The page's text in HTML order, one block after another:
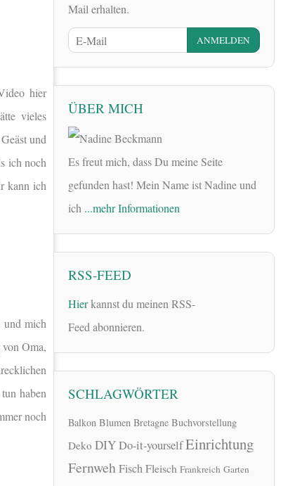
hier
vieles
und
ich noch
kann ich
und mich
Oma,
haben
noch
Mail erhalten.
ÜBER MICH
Es freut mich, dass Du meine Seite
gefunden hast! Mein Name ist Nadine und
ich ...mehr Informationen
RSS-FEED
Hierkannst du meinen RSS-
Feed abonnieren.
SCHLAGWÖRTER
Balkon Blumen Bretagne Buchvorstellung
Deko DIYDo-it-yourselfEinrichtung
FernwehFischFleisch Frankreich Garten